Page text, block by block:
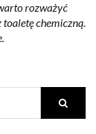
rozważyć
chemiczną.